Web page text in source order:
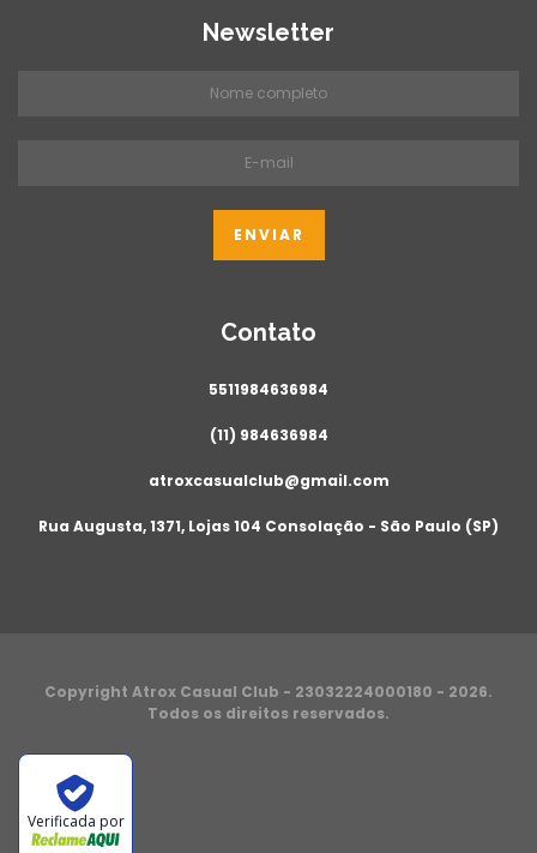
Newsletter
Contato
5511984636984
(11) 984636984
atroxcasualclub@gmail.com
Rua Augusta, 1371, Lojas 104 Consolação - São Paulo (SP)
Copyright Atrox Casual Club - 23032224000180 - 2026.
Todos os direitos reservados.
Verificada por